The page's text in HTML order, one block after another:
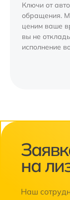
Ключи от
обращения.
ценим ваше
вы не
исполнение
на
Наш